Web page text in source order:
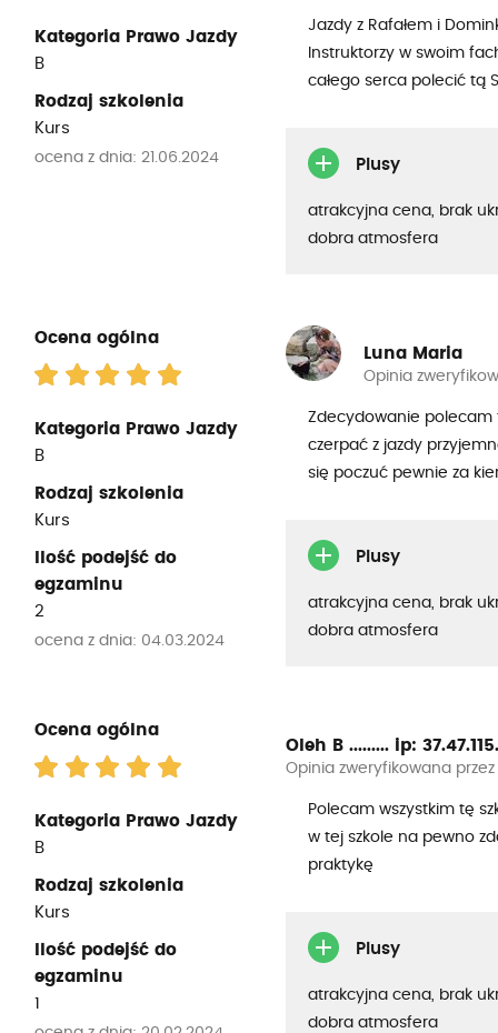
Kategoria Prawo Jazdy
B
Rodzaj szkolenia
Kurs
ocena z dnia: 21.06.2024
Jazdy z Rafałem i
Instruktorzy w swoim
całego serca polecić tą
Plusy
atrakcyjna cena, brak
dobra atmosfera
Ocena ogólna
Kategoria Prawo Jazdy
B
Rodzaj szkolenia
Kurs
Ilość podejść do
egzaminu
2
ocena z dnia: 04.03.2024
Luna Maria
Opinia
Zdecydowanie polecam
czerpać z jazdy
się poczuć pewnie za
Plusy
atrakcyjna cena, brak
dobra atmosfera
Ocena ogólna
Kategoria Prawo Jazdy
B
Rodzaj szkolenia
Kurs
Ilość podejść do
egzaminu
1
Oleh B ......... ip:
Opinia zweryfikowana
Polecam wszystkim tę
w tej szkole na pewno
praktykę
Plusy
atrakcyjna cena, brak
dobra atmosfera